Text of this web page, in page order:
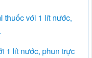
thuốc với 1 lít nước,
1 lít nước, phun trực